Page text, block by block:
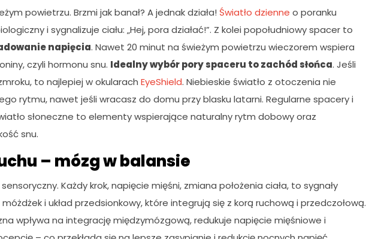
powietrzu. Brzmi jak banał? A jednak działa! Światło dzienne o poranku
i sygnalizuje ciału: „Hej, pora działać!”. Z kolei popołudniowy spacer to
napięcia. Nawet 20 minut na świeżym powietrzu wieczorem wspiera
czyli hormonu snu. Idealny wybór pory spaceru to zachód słońca. Jeśli
to najlepiej w okularach EyeShield. Niebieskie światło z otoczenia nie
rytmu, nawet jeśli wracasz do domu przy blasku latarni. Regularne spacery i
słoneczne to elementy wspierające naturalny rytm dobowy oraz
snu.
– mózg w balansie
Każdy krok, napięcie mięśni, zmiana położenia ciała, to sygnały
i układ przedsionkowy, które integrują się z korą ruchową i przedczołową.
wpływa na integrację międzymózgową, redukuje napięcie mięśniowe i